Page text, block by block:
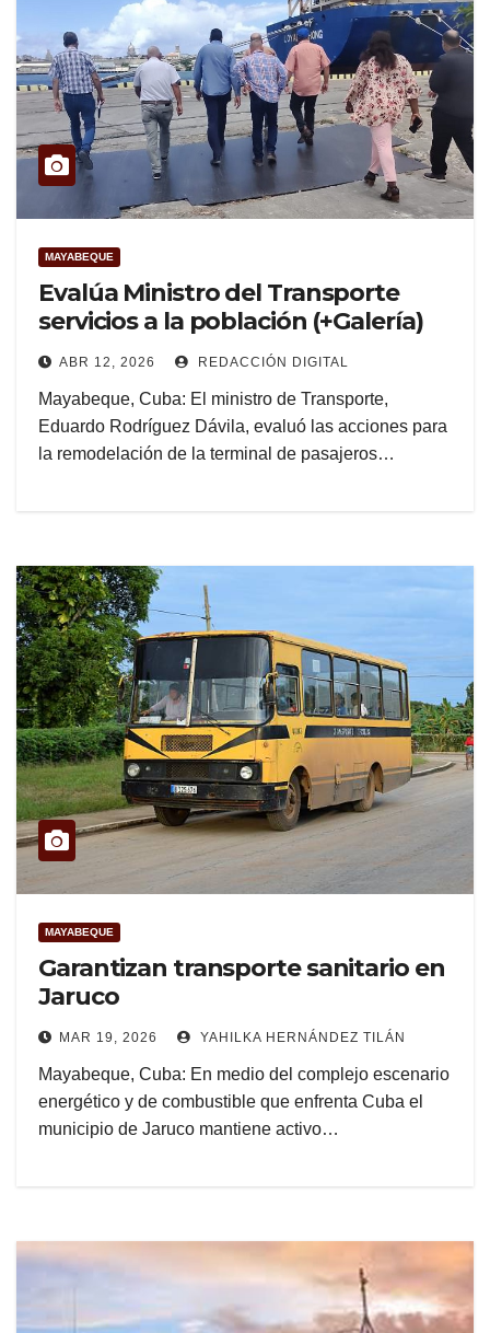
MAYABEQUE
Evalúa Ministro del Transporte
servicios a la población (+Galería)
ABR 12, 2026 REDACCIÓN DIGITAL
Mayabeque, Cuba: El ministro de Transporte,
Eduardo Rodríguez Dávila, evaluó las acciones para
la remodelación de la terminal de pasajeros…
MAYABEQUE
Garantizan transporte sanitario en
Jaruco
MAR 19, 2026 YAHILKA HERNÁNDEZ TILÁN
Mayabeque, Cuba: En medio del complejo escenario
energético y de combustible que enfrenta Cuba el
municipio de Jaruco mantiene activo…